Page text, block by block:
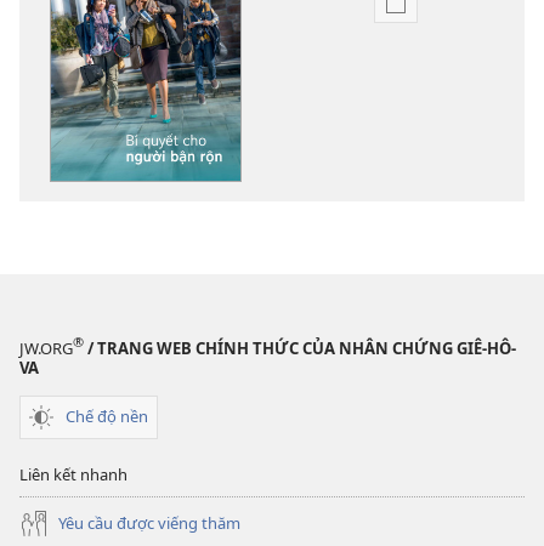
Tùy
JW.ORG® / TRANG WEB CHÍNH THỨC CỦA NHÂN CHỨNG GIÊ-HÔ-
VA
Chế độ nền
Liên kết nhanh
Yêu cầu được viếng thăm